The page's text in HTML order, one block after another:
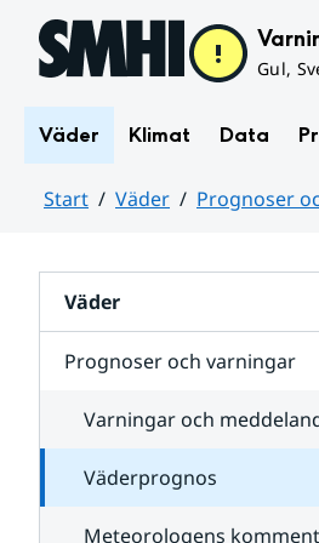
Hoppa till sidans innehåll
Gul,
Väder Klimat Data
Start Väder Prognoser
Väder
Prognoser och varningar
Varningar och
Väderprognos
Meteorologens